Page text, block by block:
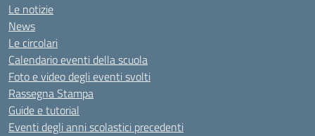
Le notizie
News
Le circolari
Calendario eventi della scuola
Foto e video degli eventi svolti
Rassegna Stampa
Guide e tutorial
Eventi degli anni scolastici precedenti